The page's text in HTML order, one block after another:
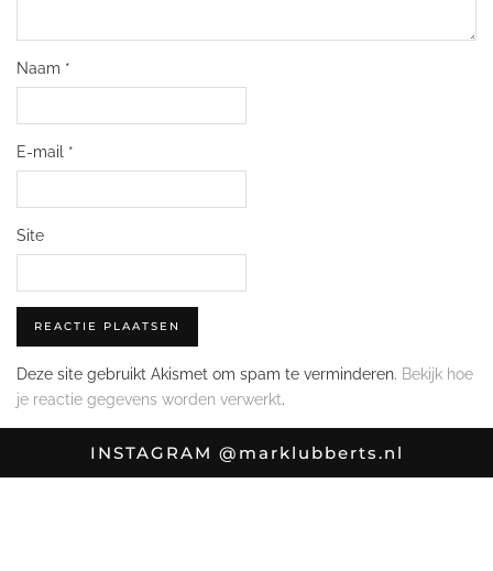
Naam *
E-mail *
Site
Deze site gebruikt Akismet om spam te verminderen. Bekijk hoe
je reactie gegevens worden verwerkt.
INSTAGRAM @marklubberts.nl